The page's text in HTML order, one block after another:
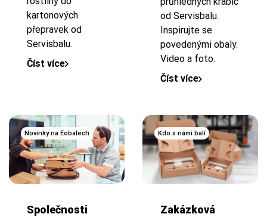
kartonových
přepravek od
Servisbalu.
Číst více
od Servisbalu.
Inspirujte se
povedenými obaly.
Video a foto.
Číst více
Novinky na Eobalech
Společnosti
Kdo s námi balí
Zakázková